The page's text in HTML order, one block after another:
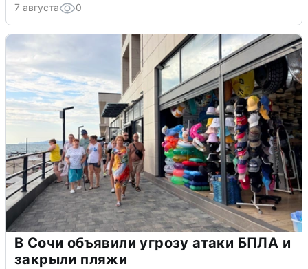
7 августа 0
В Сочи объявили угрозу атаки БПЛА и
закрыли пляжи